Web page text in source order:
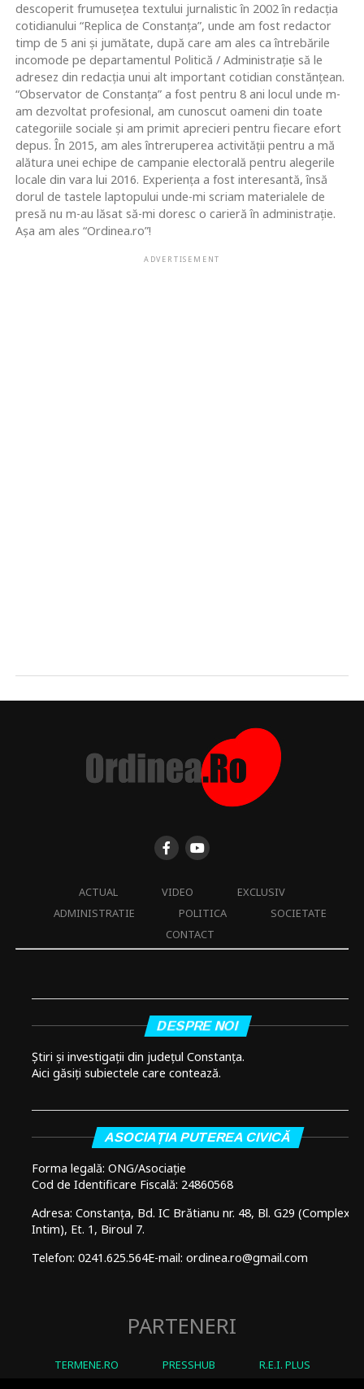
descoperit frumusețea textului jurnalistic în 2002 în redacția
cotidianului “Replica de Constanța”, unde am fost redactor
timp de 5 ani și jumătate, după care am ales ca întrebările
incomode pe departamentul Politică / Administrație să le
adresez din redacția unui alt important cotidian constănțean.
“Observator de Constanța” a fost pentru 8 ani locul unde m-
am dezvoltat profesional, am cunoscut oameni din toate
categoriile sociale și am primit aprecieri pentru fiecare efort
depus. În 2015, am ales întreruperea activității pentru a mă
alătura unei echipe de campanie electorală pentru alegerile
locale din vara lui 2016. Experiența a fost interesantă, însă
dorul de tastele laptopului unde-mi scriam materialele de
presă nu m-au lăsat să-mi doresc o carieră în administrație.
Așa am ales “Ordinea.ro”!
ADVERTISEMENT
ACTUAL VIDEO
EXCLUSIV
ADMINISTRATIE
POLITICA
SOCIETATE
CONTACT
DESPRE NOI
Știri și investigații din județul Constanța.
Aici găsiți subiectele care contează.
ASOCIAȚIA PUTEREA CIVICĂ
Forma legală: ONG/Asociație
Cod de Identificare Fiscală: 24860568
Adresa: Constanța, Bd. IC Brătianu nr. 48, Bl. G29 (Complex
Intim), Et. 1, Biroul 7.
Telefon: 0241.625.564E-mail: ordinea.ro@gmail.com
PARTENERI
TERMENE.RO PRESSHUB R.E.I. PLUS